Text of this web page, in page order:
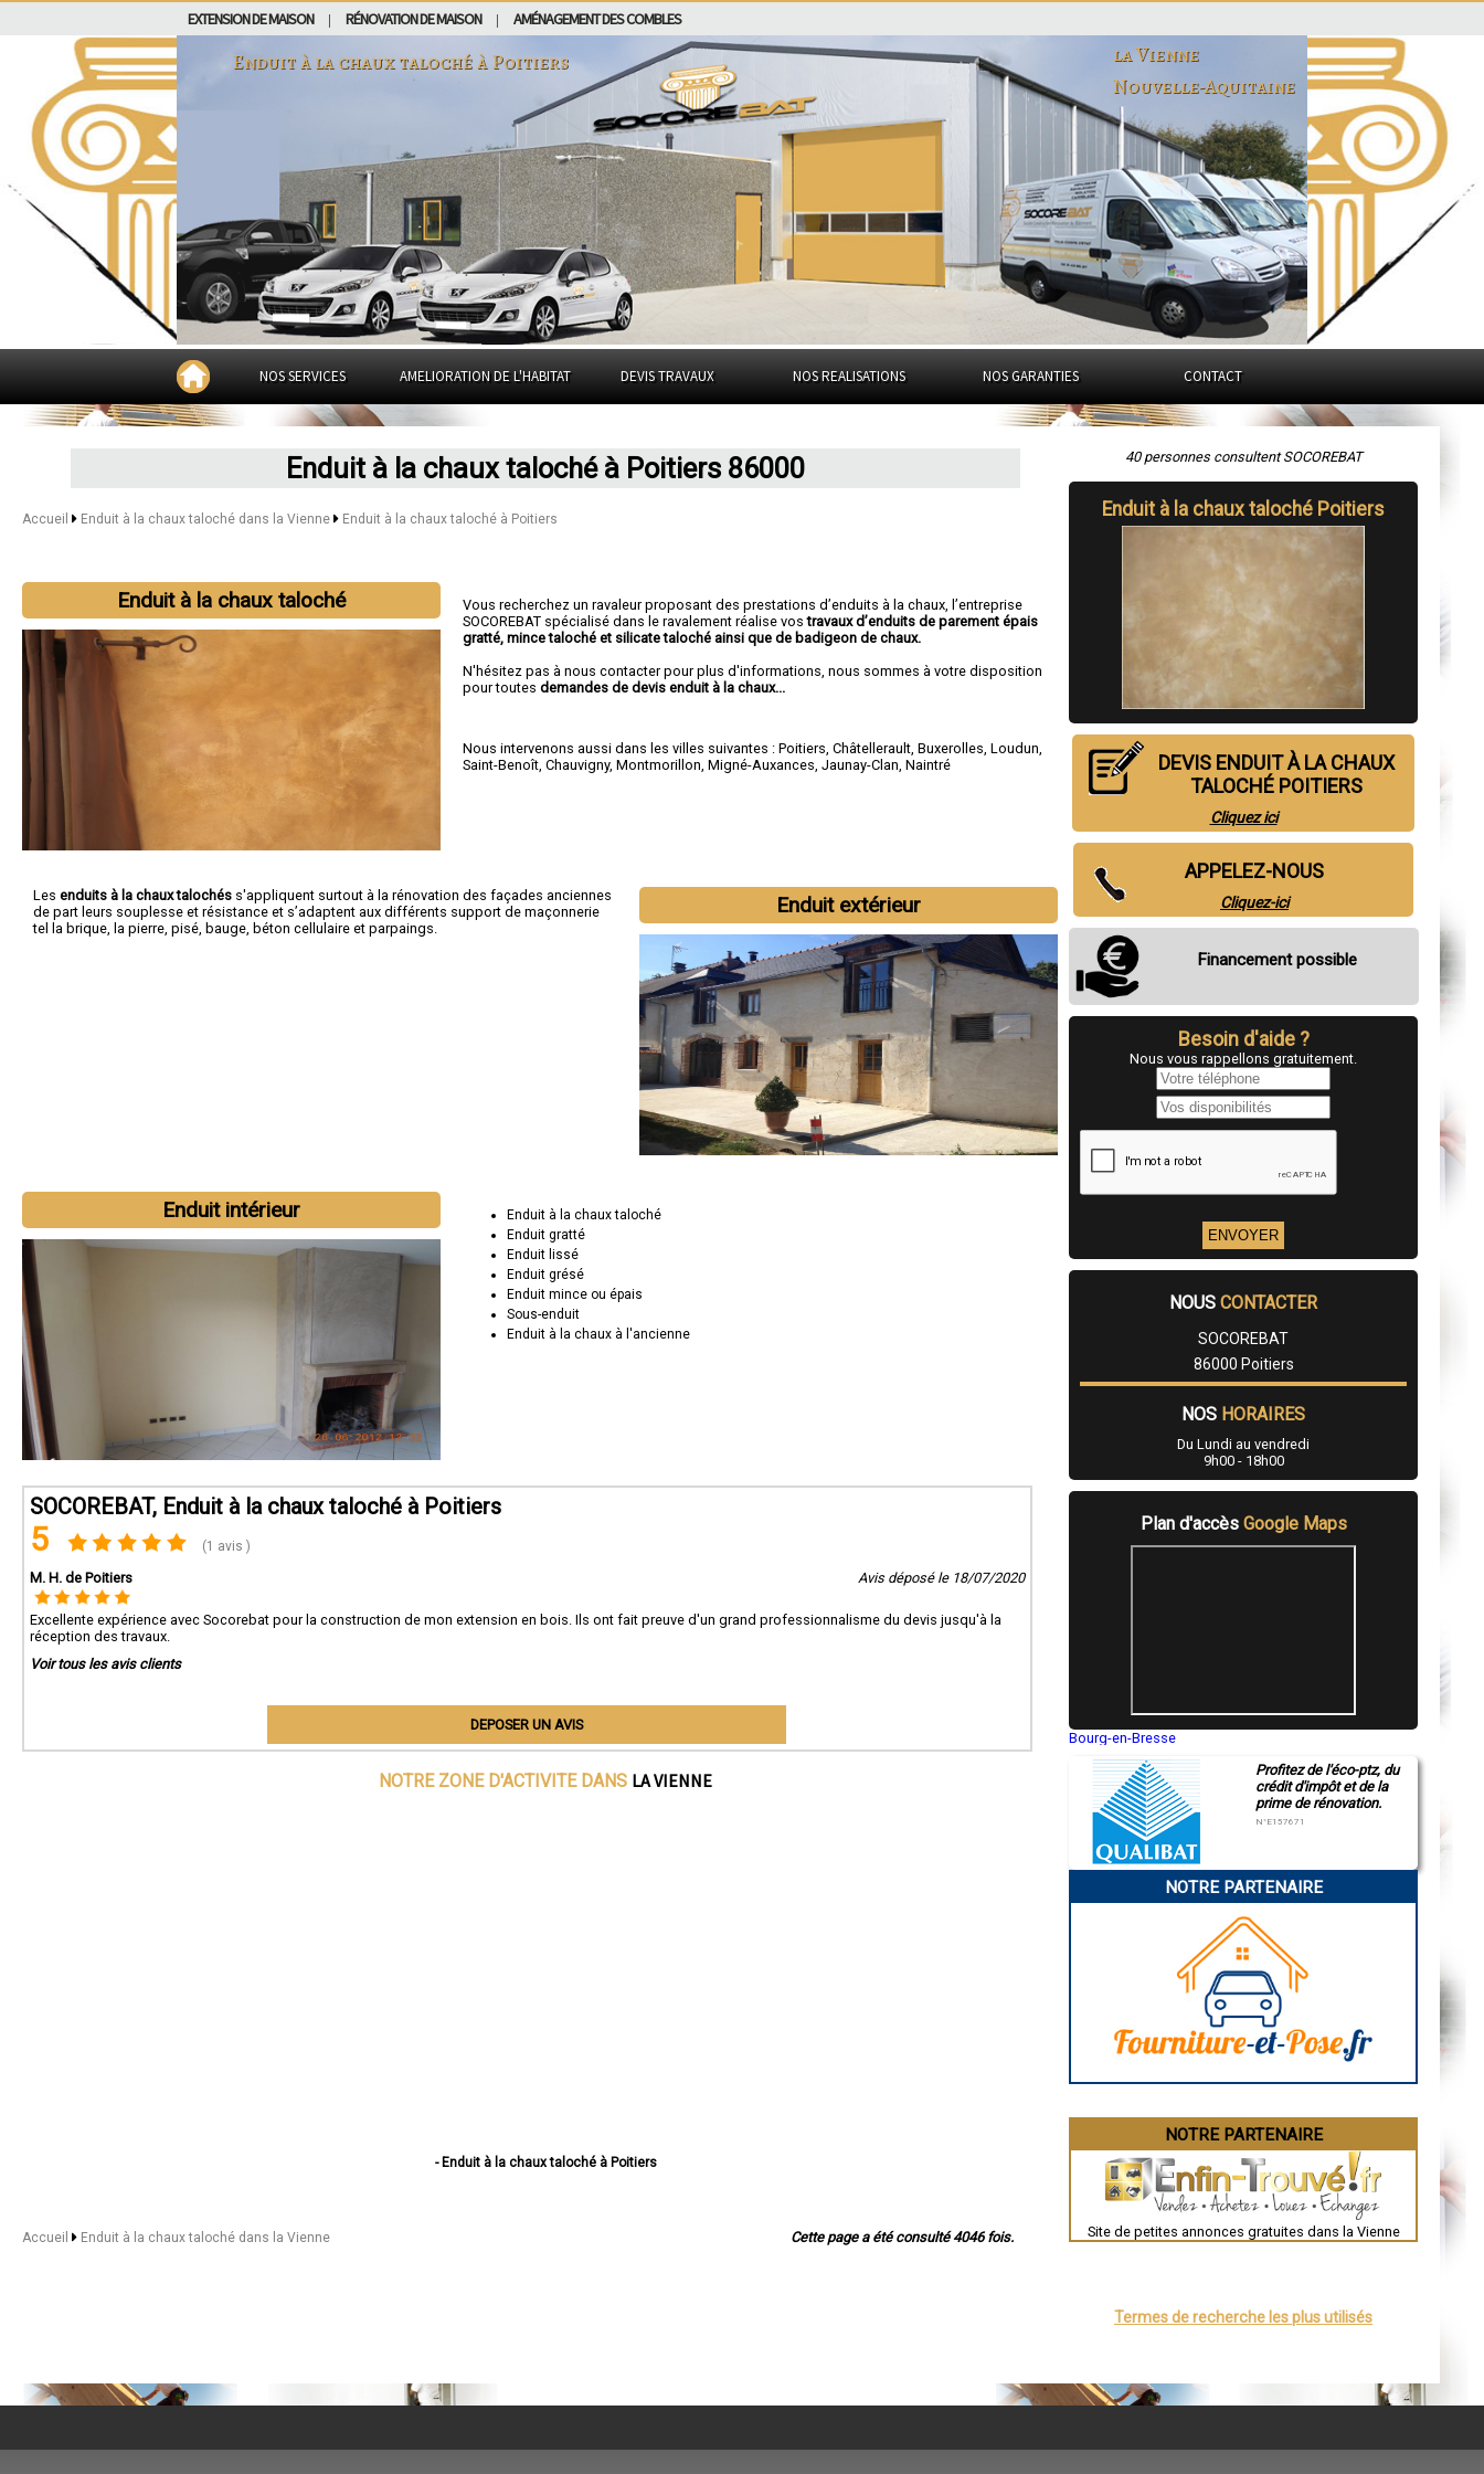
EXTENSION DE MAISON RÉNOVATION DE MAISON AMÉNAGEMENT DES COMBLES
Enduit à la chaux taloché àPoitiers
la Vienne
Nouvelle-Aquitaine
NOS SERVICES AMELIORATION DE L'HABITAT DEVIS TRAVAUX NOS REALISATIONS NOS GARANTIES CONTACT
Enduit à la chaux taloché à Poitiers 86000
Accueil Enduit à la chaux taloché dans la Vienne Enduit à la chaux taloché à Poitiers
Enduit à la chaux taloché
Vous recherchez un ravaleur proposant des prestations d’enduits à la chaux, l’entreprise
SOCOREBAT spécialisé dans le ravalement réalise vostravaux d’enduits de parement épais
gratté, mince taloché et silicate taloché ainsi que de badigeon de chaux.
N'hésitez pas à nous contacter pour plus d'informations, nous sommes à votre disposition
pour toutesdemandes de devis enduit à la chaux...
Nous intervenons aussi dans les villes suivantes :Poitiers,Châtellerault,Buxerolles,Loudun,
Saint-Benoît,Chauvigny,Montmorillon,Migné-Auxances,Jaunay-Clan,Naintré
Enduit extérieur
Les enduits à la chaux talochés s'appliquent surtout à la rénovation des façades anciennes
de part leurs souplesse et résistance et s’adaptent aux différents support de maçonnerie
tel la brique, la pierre, pisé, bauge, béton cellulaire et parpaings.
Enduit intérieur
Enduit à la chaux taloché
Enduit gratté
Enduit lissé
Enduit grésé
Enduit mince ou épais
Sous-enduit
Enduit à la chaux à l'ancienne
SOCOREBAT, Enduit à la chaux taloché à Poitiers
5 (1 avis )
M. H. de Poitiers Avis déposé le 18/07/2020
Excellente expérience avec Socorebat pour la construction de mon extension en bois. Ils ont fait preuve d'un grand professionnalisme du devis jusqu'à la
réception des travaux.
Voir tous les avis clients
DEPOSER UN AVIS
NOTRE ZONE D'ACTIVITE DANS LA VIENNE
- Enduit à la chaux taloché à Poitiers
- Enduit à la chaux taloché à Neuville-de-Poitou
- Enduit à la chaux taloché à Chasseneuil-du-Poitou
Cette page a été consulté 4046 fois.
Accueil Enduit à la chaux taloché dans la Vienne
40 personnes consultent SOCOREBAT
Enduit à la chaux taloché Poitiers
DEVIS ENDUIT À LA CHAUX
TALOCHÉ POITIERS
Cliquez ici
APPELEZ-NOUS
Cliquez-ici
Financement possible
Besoin d'aide ?
Nous vous rappellons gratuitement.
NOUS CONTACTER
SOCOREBAT
86000 Poitiers
NOS HORAIRES
Du Lundi au vendredi
9h00 - 18h00
Plan d'accès Google Maps
Bourg-en-Bresse
Montluçon
Manosque
Gap
Charleville-Mézières
Pamiers
Narbonne
Brive-la-Gaillarde
Guéret
Besançon
Évreux
Chartres
Nîmes
Auch
Blois
Saint-Étienne
Orléans
Profitez de l'éco-ptz, du
crédit d'impôt et de la
prime de rénovation.
N°E157671
NOTRE PARTENAIRE
NOTRE PARTENAIRE
Site de petites annonces gratuites dans la Vienne
Termes de recherche les plus utilisés